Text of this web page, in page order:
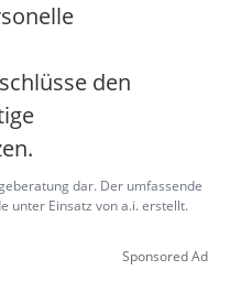
den
dar. Der umfassende
unter Einsatz von a.i. erstellt.
Sponsored Ad